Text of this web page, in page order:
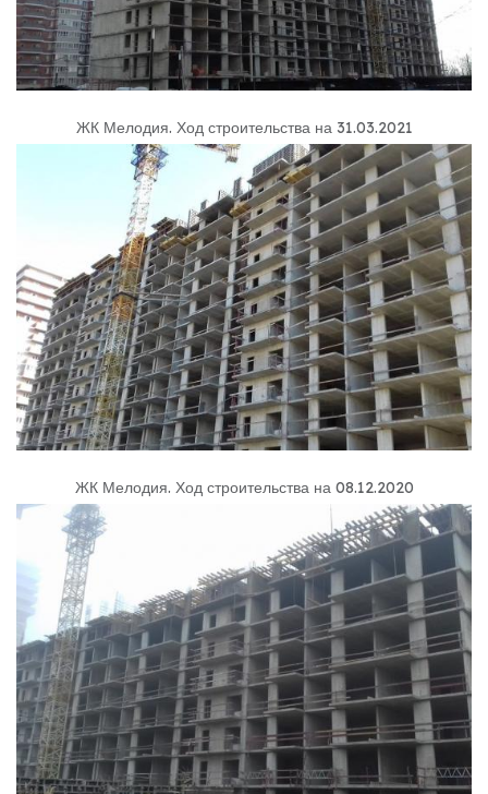
ЖК Мелодия. Ход строительства на 31.03.2021
ЖК Мелодия. Ход строительства на 08.12.2020